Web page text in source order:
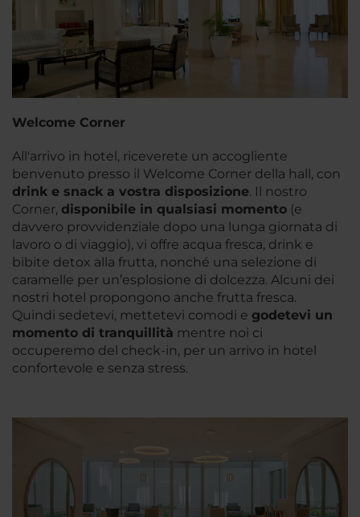
Welcome Corner
All'arrivo in hotel, riceverete un accogliente
benvenuto presso il Welcome Corner della hall, con
drink e snack a vostra disposizione. Il nostro
Corner, disponibile in qualsiasi momento (e
davvero provvidenziale dopo una lunga giornata di
lavoro o di viaggio), vi offre acqua fresca, drink e
bibite detox alla frutta, nonché una selezione di
caramelle per un’esplosione di dolcezza. Alcuni dei
nostri hotel propongono anche frutta fresca.
Quindi sedetevi, mettetevi comodi e godetevi un
momento di tranquillità mentre noi ci
occuperemo del check-in, per un arrivo in hotel
confortevole e senza stress.